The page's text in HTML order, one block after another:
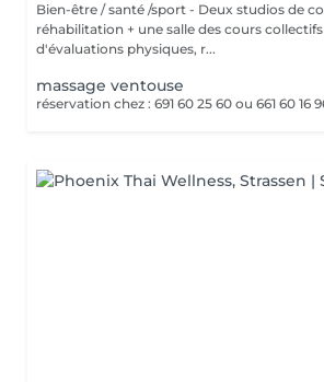
Bien-être / santé /sport - Deux studios de coaching/training et
réhabilitation + une salle des cours collectifs - bureau
d'évaluations physiques, r...
massage ventouse